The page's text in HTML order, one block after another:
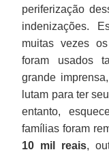
periferização
indenizações.
muitas vezes
foram usados
grande
lutam para ter
entanto,
famílias foram
10 mil reais,